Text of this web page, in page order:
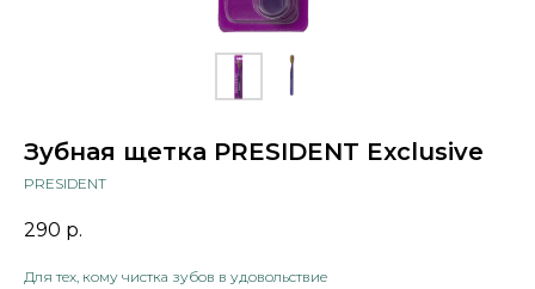
Зубная щетка PRESIDENT Exclusive
PRESIDENT
290 р.
Для тех, кому чистка зубов в удовольствие